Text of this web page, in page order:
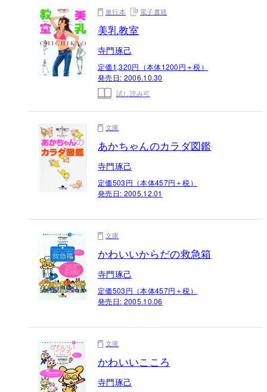
単行本 電子書籍
美乳教室
寺門琢己
定価1,320円（本体1200円＋税）
発売日: 2006.10.30
試し読み可
文庫
あかちゃんのカラダ図鑑
寺門琢己
定価503円（本体457円＋税）
発売日: 2005.12.01
文庫
かわいいからだの救急箱
寺門琢己
定価503円（本体457円＋税）
発売日: 2005.10.06
文庫
かわいいこころ
寺門琢己